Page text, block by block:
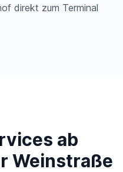
direkt zum Terminal
ab
Weinstraße